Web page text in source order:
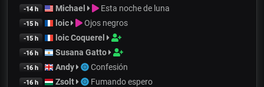
-14 h Michael Esta noche de luna
-15 h loic Ojos negros
-15 h loic Coquerel
-16 h Susana Gatto
-16 h Andy Confesión
-16 h Zsolt Fumando espero